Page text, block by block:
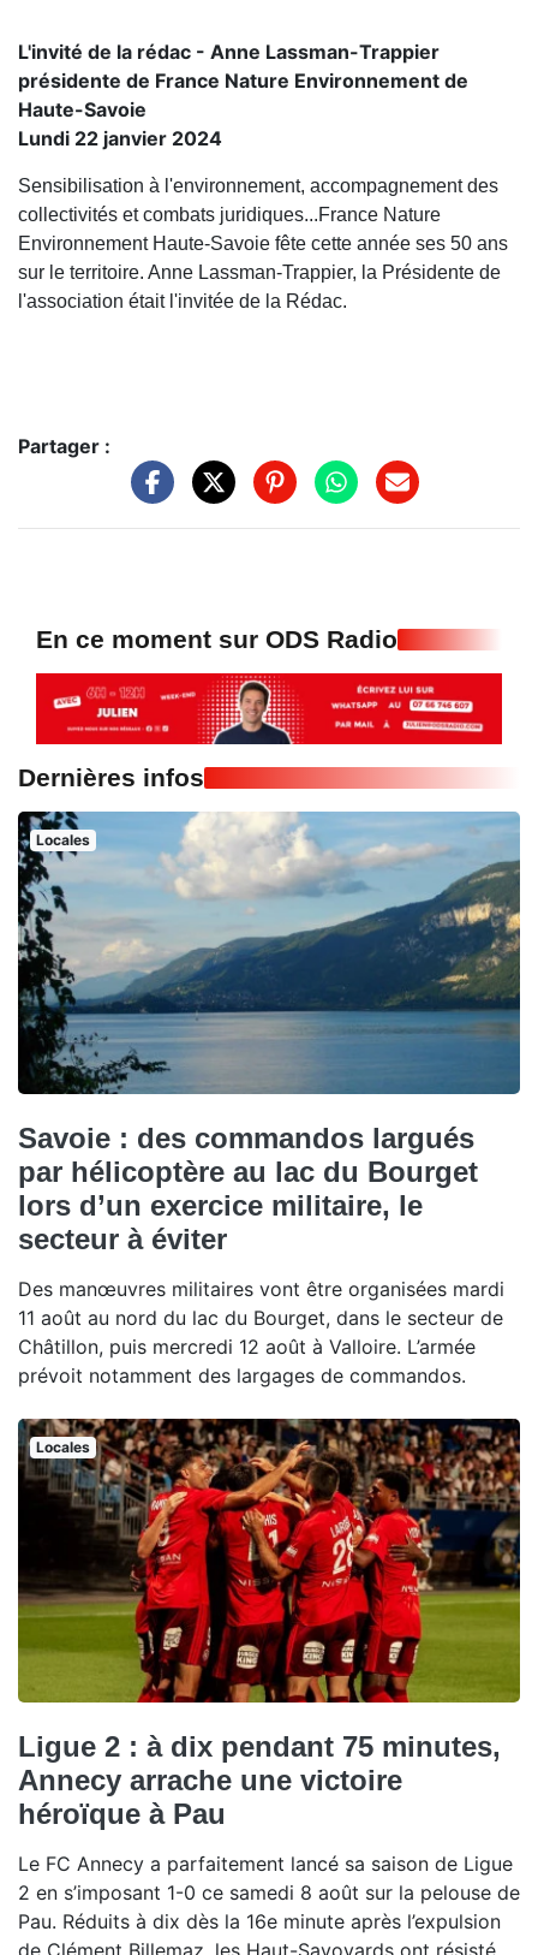
L'invité de la rédac - Anne Lassman-Trappier
présidente de France Nature Environnement de
Haute-Savoie
Lundi 22 janvier 2024
Sensibilisation à l'environnement, accompagnement des
collectivités et combats juridiques...France Nature
Environnement Haute-Savoie fête cette année ses 50 ans
sur le territoire. Anne Lassman-Trappier, la Présidente de
l'association était l'invitée de la Rédac.
Partager :
En ce moment sur ODS Radio
Dernières infos
Locales
Savoie : des commandos largués
par hélicoptère au lac du Bourget
lors d’un exercice militaire, le
secteur à éviter
Des manœuvres militaires vont être organisées mardi
11 août au nord du lac du Bourget, dans le secteur de
Châtillon, puis mercredi 12 août à Valloire. L’armée
prévoit notamment des largages de commandos.
Locales
Ligue 2 : à dix pendant 75 minutes,
Annecy arrache une victoire
héroïque à Pau
Le FC Annecy a parfaitement lancé sa saison de Ligue
2 en s’imposant 1-0 ce samedi 8 août sur la pelouse de
Pau. Réduits à dix dès la 16e minute après l’expulsion
de Clément Billemaz, les Haut-Savoyards ont résisté